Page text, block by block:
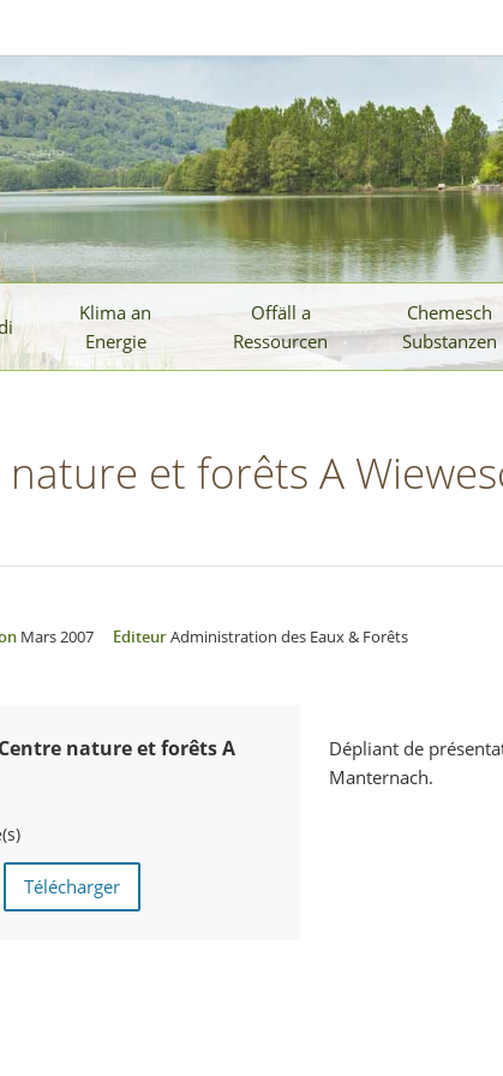
Klima an
Energie
Offäll a
Ressourcen
Chemesch
Substanzen
et forêts A
Mars 2007 EditeurAdministration des Eaux & Forêts
nature et forêts A
Télécharger
Dépliant de
Manternach.